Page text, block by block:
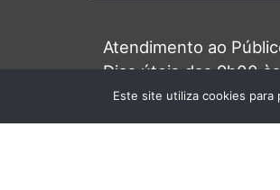
Atendimento ao
Dias úteis das 9h00
Primeira 4ª do mês
Este site utiliza cookies